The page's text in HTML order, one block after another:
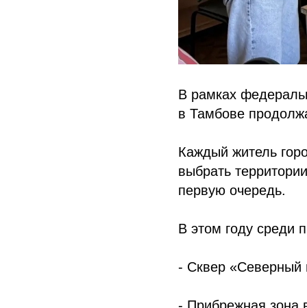
В рамках
в Тамбове
Каждый житель
выбрать
первую очередь.
В этом году среди
- Сквер «Северный